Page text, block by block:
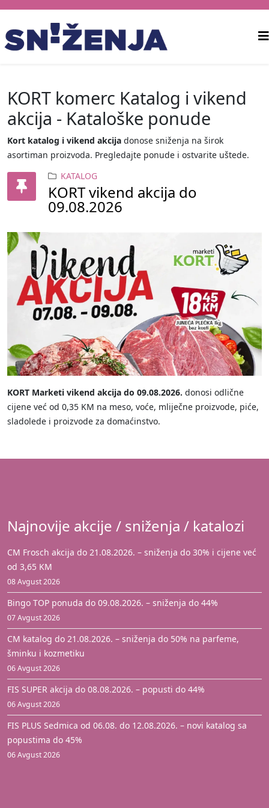
KORT komerc Katalog i vikend
akcija - Kataloške ponude
Kort katalog i vikend akcija donose sniženja na širok
asortiman proizvoda. Pregledajte ponude i ostvarite uštede.
KATALOG
KORT vikend akcija do
09.08.2026
KORT Marketi vikend akcija do 09.08.2026. donosi odlične
cijene već od 0,35 KM na meso, voće, mliječne proizvode, piće,
sladolede i proizvode za domaćinstvo.
Najnovije akcije / sniženja / katalozi
CM Frosch akcija do 21.08.2026. – sniženja do 30% i cijene već
od 3,65 KM
08 Avgust 2026
Bingo TOP ponuda do 09.08.2026. – sniženja do 44%
07 Avgust 2026
CM katalog do 21.08.2026. – sniženja do 50% na parfeme,
šminku i kozmetiku
06 Avgust 2026
FIS SUPER akcija do 08.08.2026. – popusti do 44%
06 Avgust 2026
FIS PLUS Sedmica od 06.08. do 12.08.2026. – novi katalog sa
popustima do 45%
06 Avgust 2026